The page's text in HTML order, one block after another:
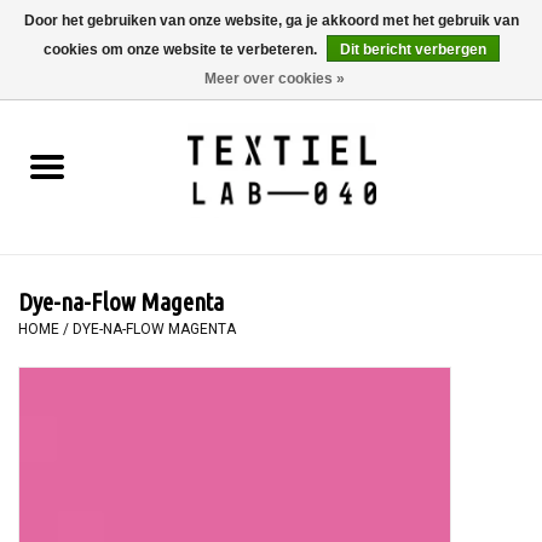
0 Artikelen - €0,00
BOEKEN
SCHILDEREN
Dye-na-Flow Magenta
HOME / DYE-NA-FLOW MAGENTA
Door het gebruiken van onze website, ga je akkoord met het gebruik van
cookies om onze website te verbeteren.
Dit bericht verbergen
Meer over cookies »